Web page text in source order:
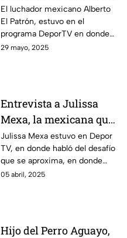
todo para poder
regresar a WWE
El luchador mexicano Alberto
El Patrón, estuvo en el
programa DeporTV en donde
habló de su presente como
29 mayo, 2025
Entrevista a Julissa
Mexa, la mexicana que
expondrá su cabellera
Julissa Mexa estuvo en Depor
TV, en donde habló del desafío
que se aproxima, en donde
expondrá su cabellera ante
05 abril, 2025
Hijo del Perro Aguayo,